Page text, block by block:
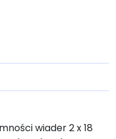
wiader 2 x 18